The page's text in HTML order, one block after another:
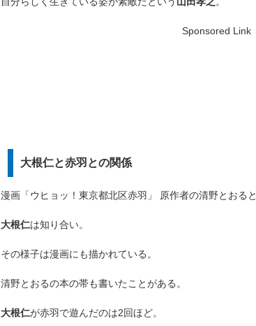
Sponsored Link
大根仁と赤羽との関係
漫画「ウヒョッ！東京都北区赤羽」 原作者の清野とおると
大根仁は知り合い。
その様子は漫画にも描かれている。
清野とおるの本の帯も書いたことがある。
大根仁が赤羽で遊んだのは2回ほど。